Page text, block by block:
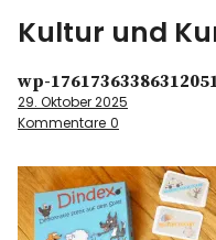
Kultur und
kultur & kunst
Spiele
wp-
29. Oktober 2025
Kommentare 0